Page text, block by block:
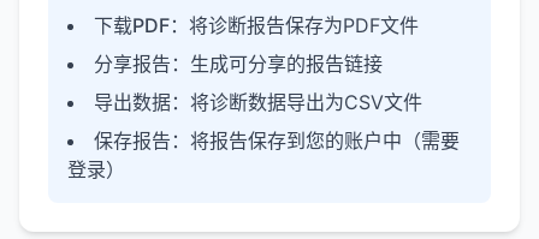
下载PDF：将诊断报告保存为PDF文件
分享报告 ：生成可分享的报告链接
导出数据：将诊断数据导出为CSV文件
保存报告 ：将报告保存到您的账户中（需要
登录）